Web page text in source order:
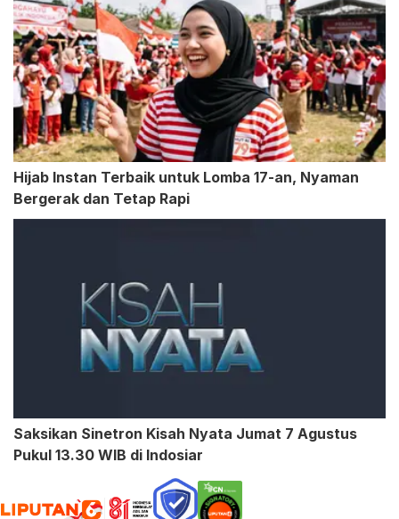
Hijab Instan Terbaik untuk Lomba 17-an, Nyaman
Bergerak dan Tetap Rapi
Saksikan Sinetron Kisah Nyata Jumat 7 Agustus
Pukul 13.30 WIB di Indosiar